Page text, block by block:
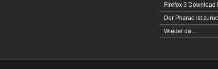
Firefox 3 Download
Der Pharao ist
Wieder da…